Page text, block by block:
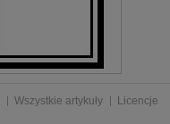
Wszystkie artykuły
Licencje